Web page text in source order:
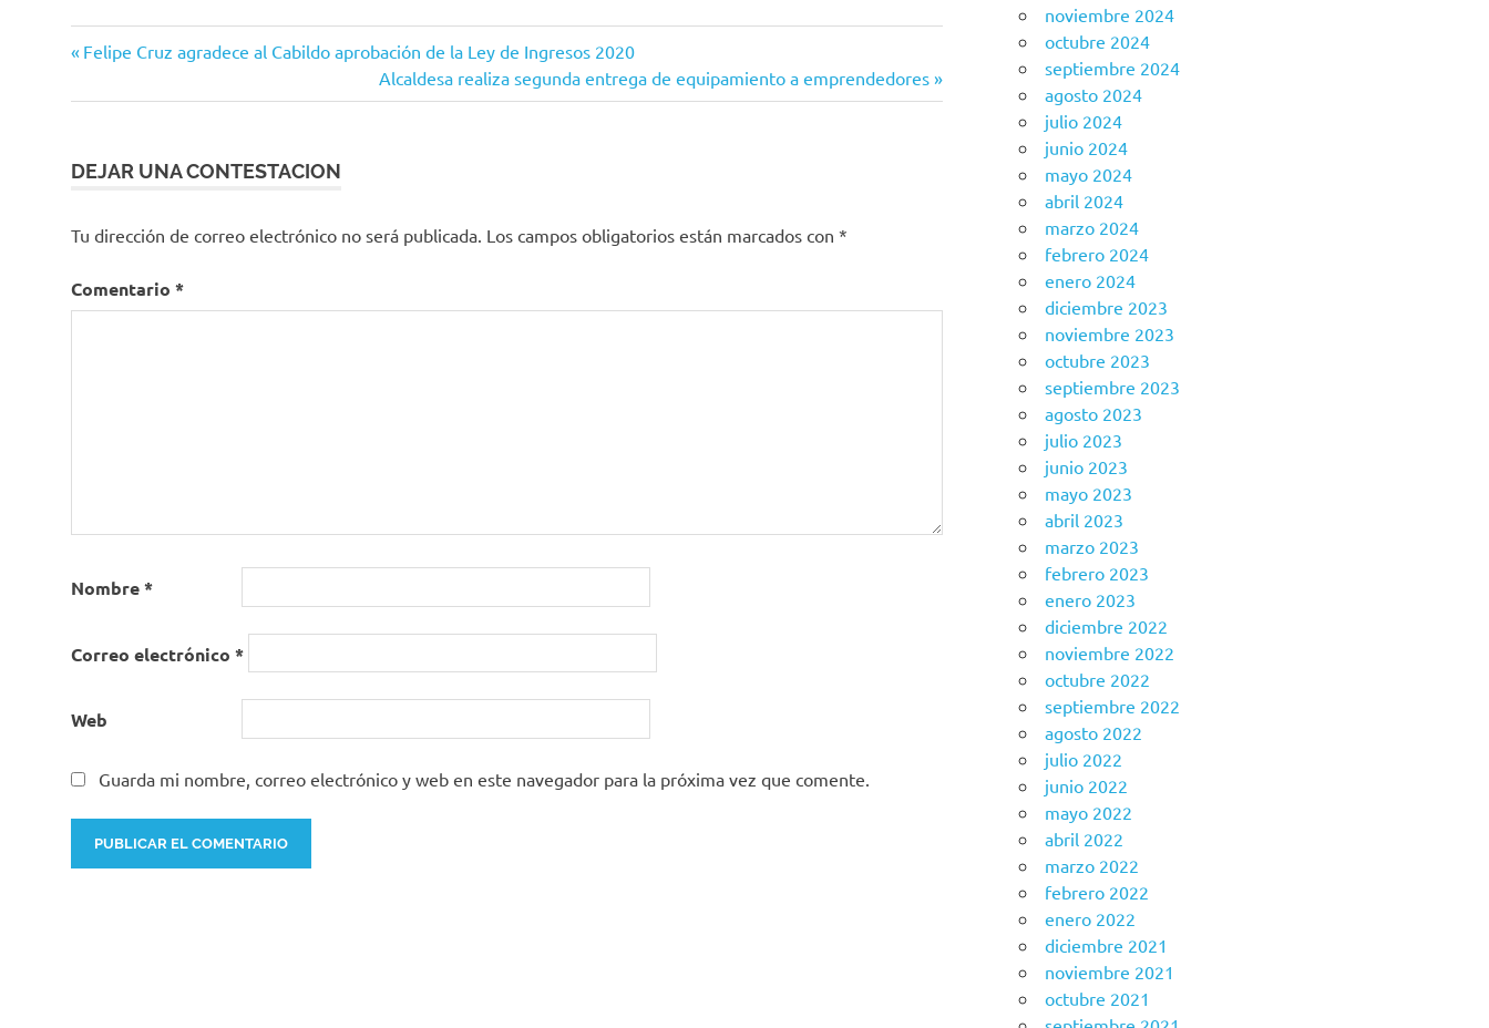
el
Navegación
de
Entrada
Felipe Cruz agradece al Cabildo aprobación de la Ley de Ingresos 2020
Siguiente
entrada:
Alcaldesa realiza segunda entrega de equipamiento a emprendedores
DEJAR UNA CONTESTACION
Tu dirección de correo electrónico no será publicada. Los campos obligatorios están marcados con *
Comentario *
Nombre*
Correo electrónico *
Web
Guarda mi nombre, correo electrónico y web en este navegador para la próxima vez que comente.
noviembre 2024
octubre 2024
septiembre 2024
agosto 2024
julio 2024
junio 2024
mayo 2024
abril 2024
marzo 2024
febrero 2024
enero 2024
diciembre 2023
noviembre 2023
octubre 2023
septiembre 2023
agosto 2023
julio 2023
junio 2023
mayo 2023
abril 2023
marzo 2023
febrero 2023
enero 2023
diciembre 2022
noviembre 2022
octubre 2022
septiembre 2022
agosto 2022
julio 2022
junio 2022
mayo 2022
abril 2022
marzo 2022
febrero 2022
enero 2022
diciembre 2021
noviembre 2021
octubre 2021